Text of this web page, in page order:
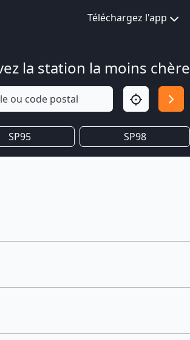
Téléchargez l'app
la station la moins chère
SP95 SP98